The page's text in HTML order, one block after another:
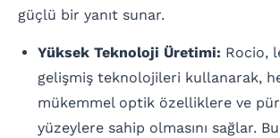
güçlü bir yanıt sunar.
Yüksek Teknoloji Üretimi: Rocio,
gelişmiş teknolojileri kullanarak,
mükemmel optik özelliklere ve
yüzeylere sahip olmasını sağlar.